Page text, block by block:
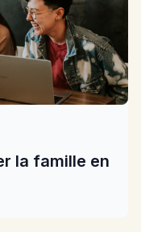
la famille en